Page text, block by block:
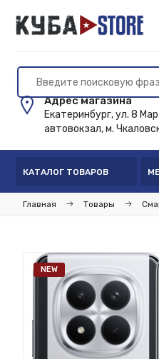
Адрес магазина
Екатеринбург, ул. 8
автовокзал, м.
КАТАЛОГ ТОВАРОВ
Главная Товары
NEW